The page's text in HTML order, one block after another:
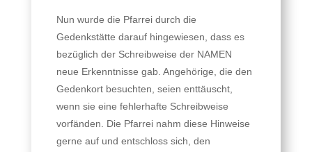
Nun wurde die Pfarrei durch die
Gedenkstätte darauf hingewiesen, dass es
bezüglich der Schreibweise der NAMEN
neue Erkenntnisse gab. Angehörige, die den
Gedenkort besuchten, seien enttäuscht,
wenn sie eine fehlerhafte Schreibweise
vorfänden. Die Pfarrei nahm diese Hinweise
gerne auf und entschloss sich, den